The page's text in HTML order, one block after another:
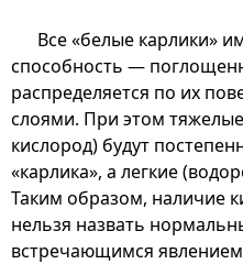
Все «белые карлики»
способность —
распределяется по их
слоями. При этом
кислород) будут
«карлика», а легкие
Таким образом, наличие
нельзя назвать
встречающимся